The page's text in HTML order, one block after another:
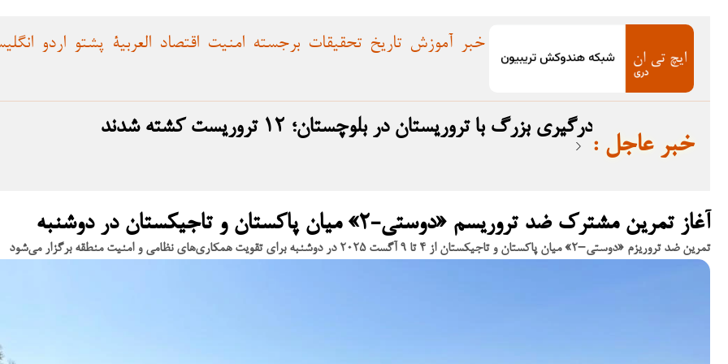
اقتصاد امنیت برجسته تحقیقات تاریخ آموزش خبر اردو پشتو العربية
درگیری بزرگ با تروریستان در بلوچستان؛ ۱۲ تروریست کشته شدند
: خبر عاجل
آغاز تمرین مشترک ضد تروریسم «دوستی-۲» میان پاکستان و تاجیکستان در دوشنبه
تمرین ضد تروریزم «دوستی–۲» میان پاکستان و تاجیکستان از ۴ تا ۹ آگست ۲۰۲۵ در دوشنبه برای تقویت همکاری‌های نظامی و امنیت منطقه برگزار می‌شود